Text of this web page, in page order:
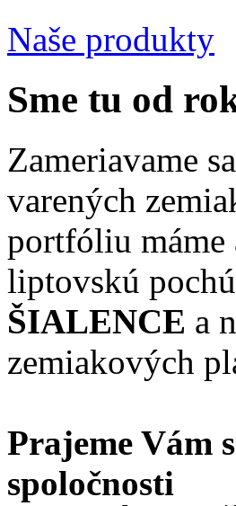
Naše produkty
Sme tu od
Zameriavame
varených
portfóliu
liptovskú
ŠIALENCE a
zemiakových
Prajeme Vám
spoločnosti